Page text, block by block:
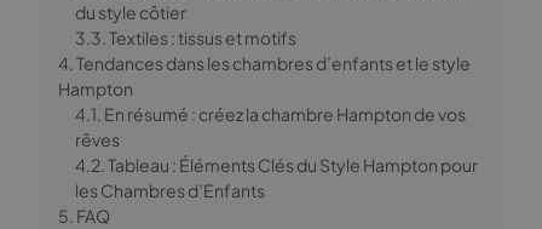
du style côtier
3.3. Textiles : tissus et motifs
4. Tendances dans les chambres d’enfants et le style
Hampton
4.1. En résumé : créez la chambre Hampton de vos
rêves
4.2. Tableau : Éléments Clés du Style Hampton pour
les Chambres d’Enfants
5. FAQ